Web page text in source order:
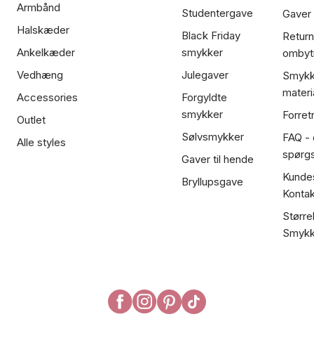
Armbånd
Halskæder
Ankelkæder
Vedhæng
Accessories
Outlet
Alle styles
Studentergave
Black Friday
smykker
Julegaver
Forgyldte
smykker
Sølvsmykker
Gaver til hende
Bryllupsgave
FAQ